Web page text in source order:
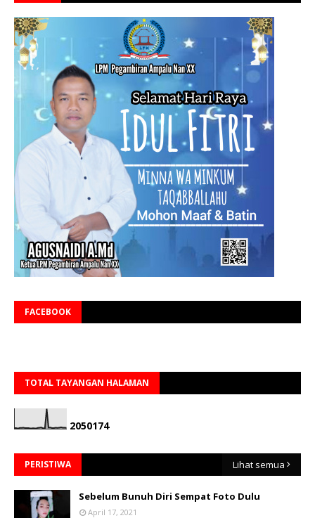
FACEBOOK
TOTAL TAYANGAN HALAMAN
2050174
PERISTIWA Lihat semua
Sebelum Bunuh Diri Sempat Foto Dulu
April 17, 2021